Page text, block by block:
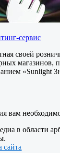
сервис
своей
магазинов,
«Sunlight
вам
в области
сайта